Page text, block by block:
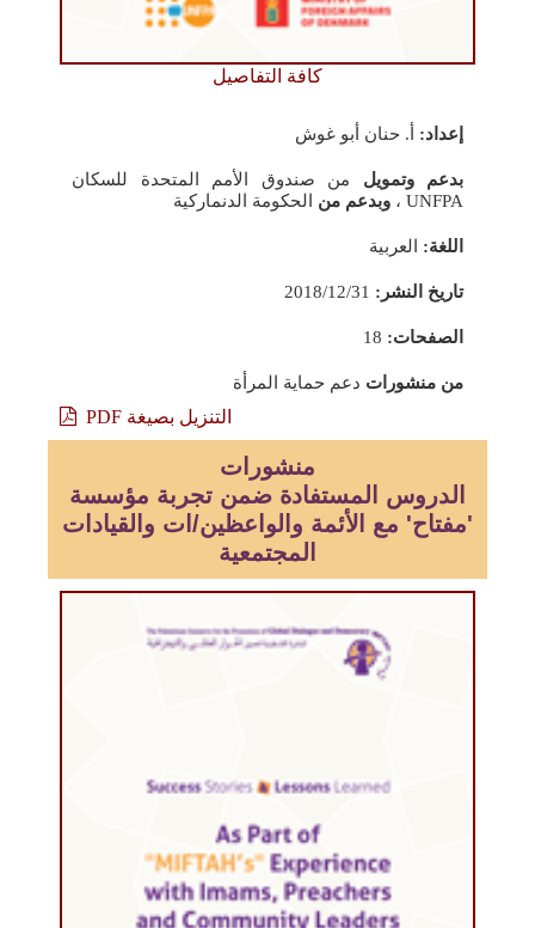
كافة التفاصيل
إعداد: أ. حنان أبو غوش
بدعم وتمويل من صندوق الأمم المتحدة للسكان
UNFPA ،
وبدعم من الحكومة الدنماركية
اللغة: العربية
تاريخ النشر:
الصفحات:
من منشورات دعم حماية المرأة
التنزيل بصيغة PDF
منشورات
الدروس المستفادة ضمن تجربة مؤسسة
'مفتاح' مع الأئمة والواعظين/ات والقيادات
المجتمعية